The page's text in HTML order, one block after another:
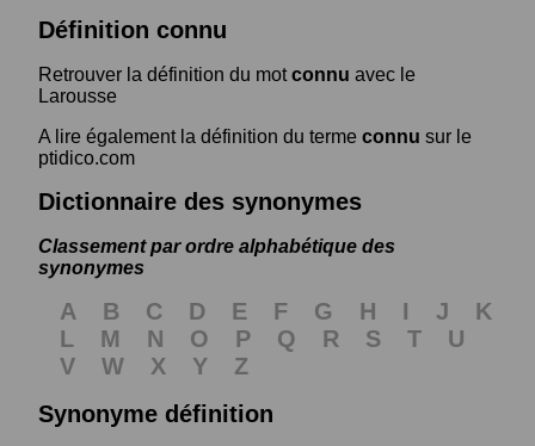
Définition connu
Retrouver la définition du motconnu avec le
Larousse
A lire également la définition du terme connu sur le
ptidico.com
Dictionnaire des synonymes
Classement par ordre alphabétique des
synonymes
A B C D E F G H I J
K
L
M N O P Q R S T
U
V
W X Y
Z
Synonyme définition